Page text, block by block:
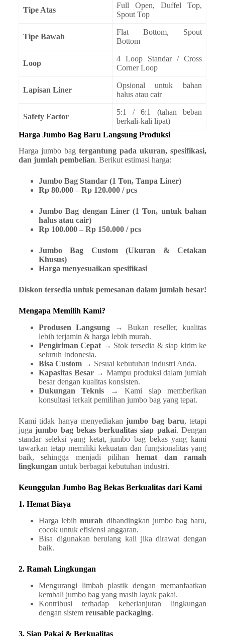
Tipe Atas
Full Open, Duffel Top,
Spout Top
Tipe Bawah
Flat Bottom, Spout
Bottom
Loop
4 Loop Standar / Cross
Corner Loop
Lapisan Liner
Opsional untuk bahan
halus atau cair
Safety Factor
5:1 / 6:1 (tahan beban
berkali-kali lipat)
Harga Jumbo Bag Baru Langsung Produksi
Harga jumbo bag tergantung pada ukuran, spesifikasi,
dan jumlah pembelian. Berikut estimasi harga:
Jumbo Bag Standar (1 Ton, Tanpa Liner)
Rp 80.000 – Rp 120.000 / pcs
Jumbo Bag dengan Liner (1 Ton, untuk bahan
halus atau cair)
Rp 100.000 – Rp 150.000 / pcs
Jumbo Bag Custom (Ukuran & Cetakan
Khusus)
Harga menyesuaikan spesifikasi
Diskon tersedia untuk pemesanan dalam jumlah besar!
Mengapa Memilih Kami?
Produsen Langsung → Bukan reseller, kualitas
lebih terjamin & harga lebih murah.
Pengiriman Cepat → Stok tersedia & siap kirim ke
seluruh Indonesia.
Bisa Custom→ Sesuai kebutuhan industri Anda.
Kapasitas Besar→ Mampu produksi dalam jumlah
besar dengan kualitas konsisten.
Dukungan Teknis → Kami siap memberikan
konsultasi terkait pemilihan jumbo bag yang tepat.
Kami tidak hanya menyediakanjumbo bag baru, tetapi
jugajumbo bag bekas berkualitas siap pakai. Dengan
standar seleksi yang ketat, jumbo bag bekas yang kami
tawarkan tetap memiliki kekuatan dan fungsionalitas yang
baik, sehingga menjadi pilihanhemat dan ramah
lingkungan untuk berbagai kebutuhan industri.
Keunggulan Jumbo Bag Bekas Berkualitas dari Kami
1. Hemat Biaya
Harga lebihmurah dibandingkan jumbo bag baru,
cocok untuk efisiensi anggaran.
Bisa digunakan berulang kali jika dirawat dengan
baik.
2. Ramah Lingkungan
Mengurangi limbah plastik dengan memanfaatkan
kembali jumbo bag yang masih layak pakai.
Kontribusi terhadap keberlanjutan lingkungan
dengan sistem reusable packaging.
3. Siap Pakai & Berkualitas